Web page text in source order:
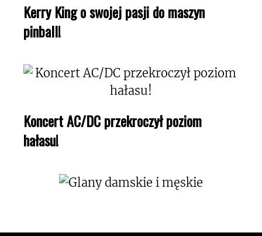
Kerry King o swojej pasji do maszyn
pinball!
Koncert AC/DC przekroczył poziom
hałasu!